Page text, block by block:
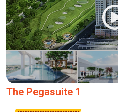
The Pegasuite 1